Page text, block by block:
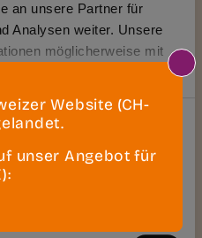
Website (CH-
unser Angebot für
an unsere Partner für
Analysen weiter. Unsere
möglicherweise mit